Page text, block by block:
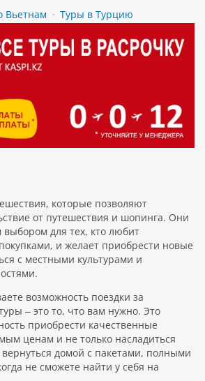
Вьетнам · Туры в Турцию
которые позволяют
от путешествия и шопинга. Они
для тех, кто любит
и желает приобрести новые
с местными культурами и
возможность поездки за
– это то, что вам нужно. Это
приобрести качественные
ценам и не только насладиться
домой с пакетами, полными
не сможете найти у себя на